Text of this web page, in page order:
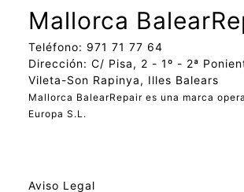
Mallorca
Teléfono: 971 71 77 64
Dirección: C/ Pisa, 2 - 1º - 2ª
Vileta-Son Rapinya, Illes Balears
Mallorca BalearRepair es una marca
Europa S.L.
Aviso Legal